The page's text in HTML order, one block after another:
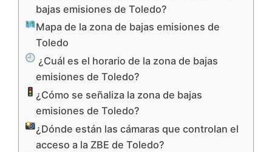
bajas emisiones de Toledo?
Mapa de la zona de bajas emisiones de
Toledo
¿Cuál es el horario de la zona de bajas
emisiones de Toledo?
¿Cómo se señaliza la zona de bajas
emisiones de Toledo?
¿Dónde están las cámaras que controlan el
acceso a la ZBE de Toledo?